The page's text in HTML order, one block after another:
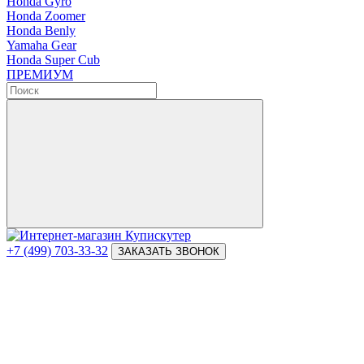
Honda Zoomer
Honda Benly
Yamaha Gear
Honda Super Cub
ПРЕМИУМ
+7 (499) 703-33-32 ЗАКАЗАТЬ ЗВОНОК